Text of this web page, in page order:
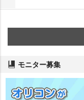
モニター募集